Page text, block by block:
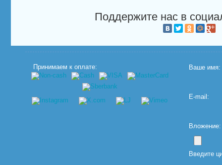
Поддержите нас в
Принимаем к оплате: Ваше имя:
E-mail:
Введите